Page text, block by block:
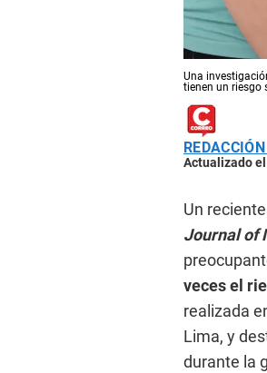
Una
tienen un riesgo
Actualizado
Un
Journal of
veces el
realizada
Lima, y
durante la